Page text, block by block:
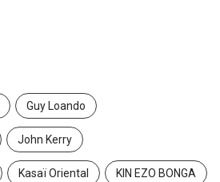
Guy Loando
John Kerry
Kasaï Oriental KIN EZO BONGA